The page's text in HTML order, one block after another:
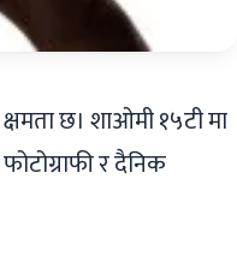
छ। शाओमी १५टी मा
र दैनिक